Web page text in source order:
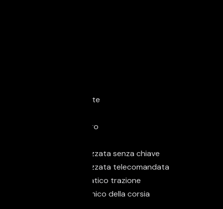
Airbag conducente
Airbag passeggero
Chiusura centralizzata senza chiave
Chiusura centralizzata telecomandata
Controllo automatico trazione
Controllo elettronico della corsia